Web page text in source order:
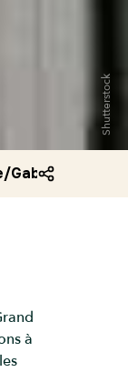
Shutterstock
/Gables de
à